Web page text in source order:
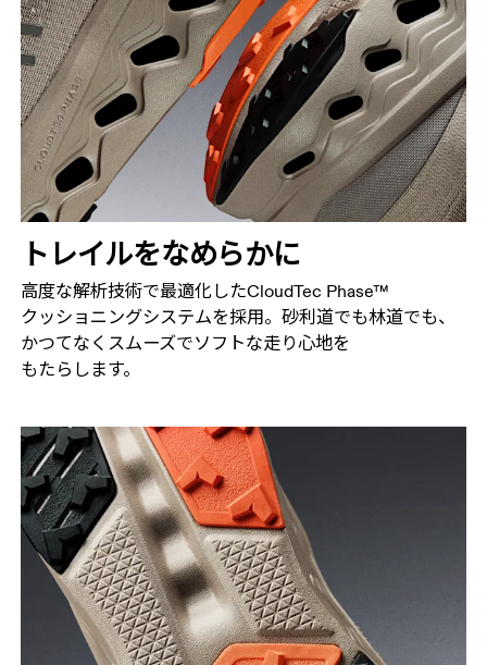
トレイルを​なめらかに
高度な​解析技術で​最適化した​CloudTec Phase™
クッショニングシステムを​採用。​砂利道でも​林道でも、​
かつてなく​スムーズで​ソフトな​走り心地を​
もたらします。